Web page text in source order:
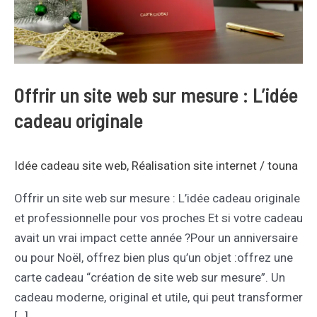
Offrir un site web sur mesure : L’idée
cadeau originale
Idée cadeau site web, Réalisation site internet / touna
Offrir un site web sur mesure : L’idée cadeau originale
et professionnelle pour vos proches Et si votre cadeau
avait un vrai impact cette année ?Pour un anniversaire
ou pour Noël, offrez bien plus qu’un objet :offrez une
carte cadeau “création de site web sur mesure”. Un
cadeau moderne, original et utile, qui peut transformer
mesure
:
L’idée
cadeau
originale